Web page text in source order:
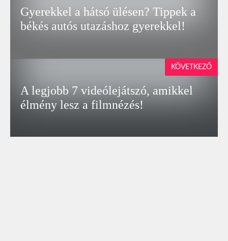
Gyerekkel a hátsó ülésen? Tippek a
békés autós utazáshoz gyerekkel!
A legjobb 7 videólejátszó, amikkel
élmény lesz a filmnézés!
KÖVETKEZŐ